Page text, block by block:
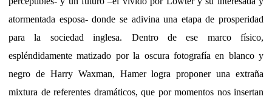
atormentada esposa- donde se adivina una etapa de prosperidad
para la sociedad inglesa. Dentro de ese marco físico,
espléndidamente matizado por la oscura fotografía en blanco y
negro de Harry Waxman, Hamer logra proponer una extraña
mixtura de referentes dramáticos, que por momentos nos insertan